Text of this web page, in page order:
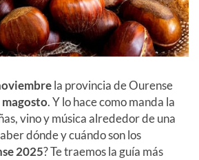
la provincia de Ourense
. Y lo hace como manda la
vino y música alrededor de una
dónde y cuándo son los
2025? Te traemos la guía más